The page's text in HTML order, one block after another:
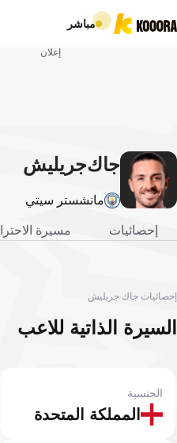
مباشر
إعلان
جاكجريليش
مانشستر سيتي
إحصائيات مسيرة
إحصائيات جاك جريليش
السيرة الذاتية للاعب
المملكة المتحدة
الجنسية